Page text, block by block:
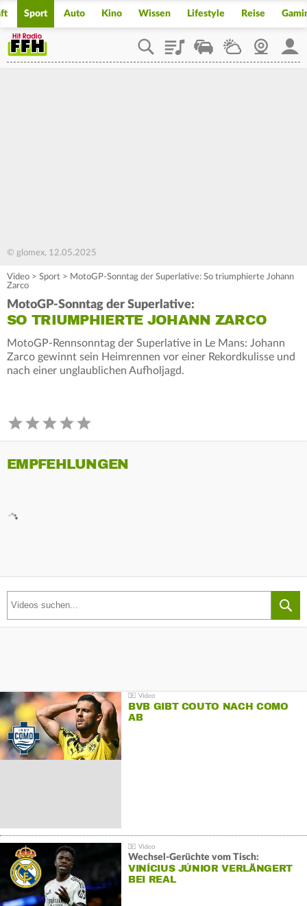
Sport Auto Kino Wissen Lifestyle Reise
PlaylistStaupilotWetterWebcam
© glomex, 12.05.2025
Video > Sport > MotoGP-Sonntag der Superlative: So triumphierte Johann
Zarco
MotoGP-Sonntag der Superlative:
SO TRIUMPHIERTE JOHANN ZARCO
MotoGP-Rennsonntag der Superlative in Le Mans: Johann
Zarco gewinnt sein Heimrennen vor einer Rekordkulisse und
nach einer unglaublichen Aufholjagd.
EMPFEHLUNGEN
BVB GIBT COUTO NACH COMO
AB
Wechsel-Gerüchte vom Tisch:
VINÍCIUS JÚNIOR VERLÄNGERT
BEI REAL